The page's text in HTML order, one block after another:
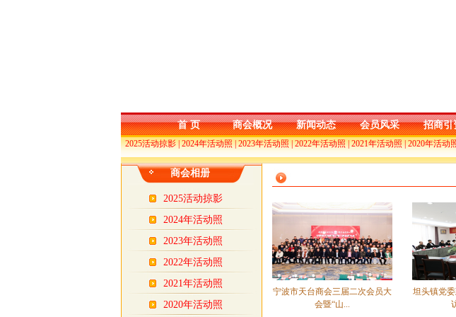
首 页 商会概况 新闻动态 会员风采 招商引
2025活动掠影|2024年活动照|2023年活动照|2022年活动照|2021年活动照|2020年活动
商会相册
2025活动掠影
2024年活动照
2023年活动照
2022年活动照
2021年活动照
2020年活动照
宁波市天台商会三届二次会员大
会暨“山...
坦头镇党